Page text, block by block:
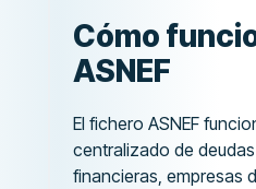
Cómo
ASNEF
El fichero ASNEF
centralizado de
financieras, empresas